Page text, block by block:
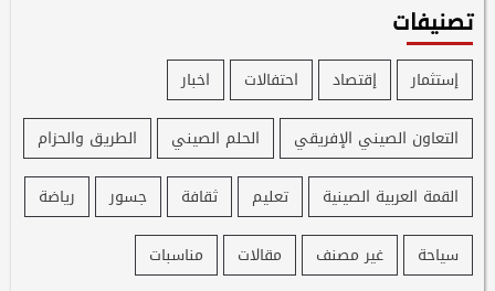
تصنيفات
إستثمار إقتصاد احتفالات
اخبار
التعاون الصيني الإفريقي
الحلم الصيني
الطريق والحزام
القمة العربية الصينية
تعليم ثقافة جسور
رياضة
سياحة
غير مصنف مقالات مناسبات